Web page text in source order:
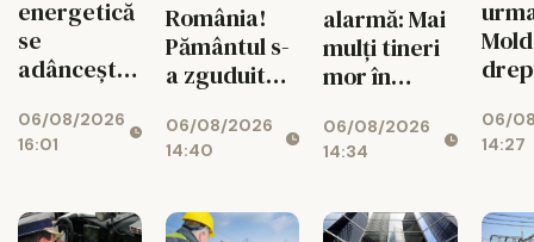
energetică
se
adâncește.
mari pot
rămâne
energie în
06/08/2026
16:01
România!
Pământul s-
a zguduit
zona
seismică
06/08/2026
14:40
alarmă: Mai
mulți tineri
mor în
rutiere
decât din
tuberculozei
06/08/2026
14:34
06/
14:27